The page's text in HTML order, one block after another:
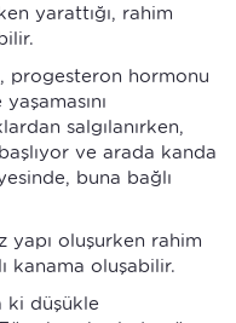
yarattığı, rahim
progesteron hormonu
salgılanırken,
ve arada kanda
buna bağlı
yapı oluşurken rahim
kanama oluşabilir.
ki düşükle